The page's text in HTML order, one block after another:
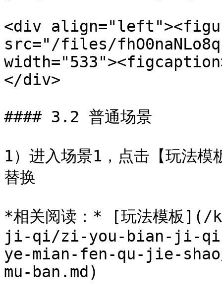
<div
src="/files/
</div>
#### 3.2 普通场景
1）进入场景1，点击【玩法
替换
*相关阅读：* [玩法模板
ji-qi/zi-you-bian-ji-
ye-mian-fen-qu-jie-
mu-ban.md)